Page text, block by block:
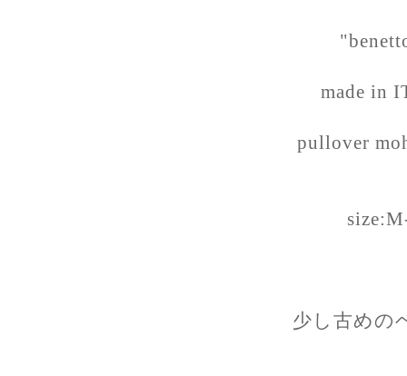
made in
pullover
少し古めの